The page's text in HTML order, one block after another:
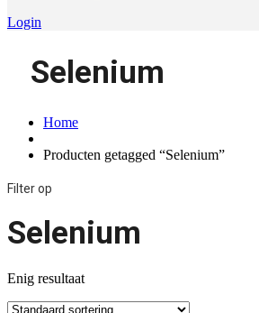
Login
Selenium
Home
Producten getagged “Selenium”
Filter op
Selenium
Enig resultaat